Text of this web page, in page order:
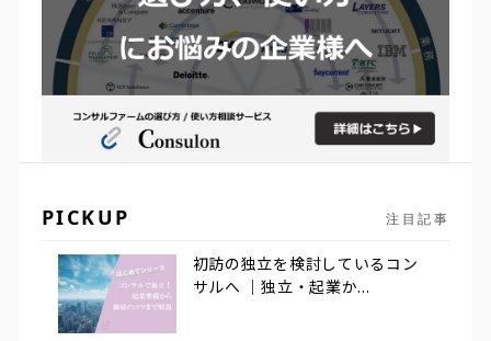
PICKUP 注目記事
初訪の独立を検討しているコン
サルへ ｜独立・起業か...